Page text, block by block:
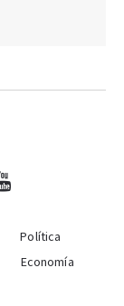
Política
Economía